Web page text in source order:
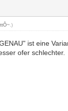
.)
ist eine
ofer schlechter.